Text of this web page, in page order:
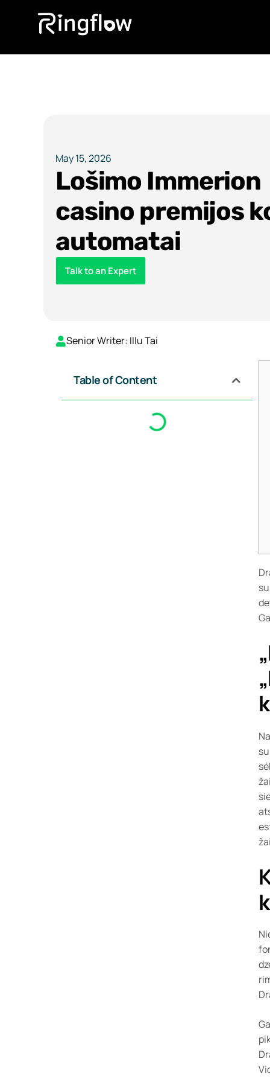
May 15, 2026
Lošimo Immerion
casino premijos
automatai
Talk to an Expert
Senior Writer: Illu Tai
Table of Content